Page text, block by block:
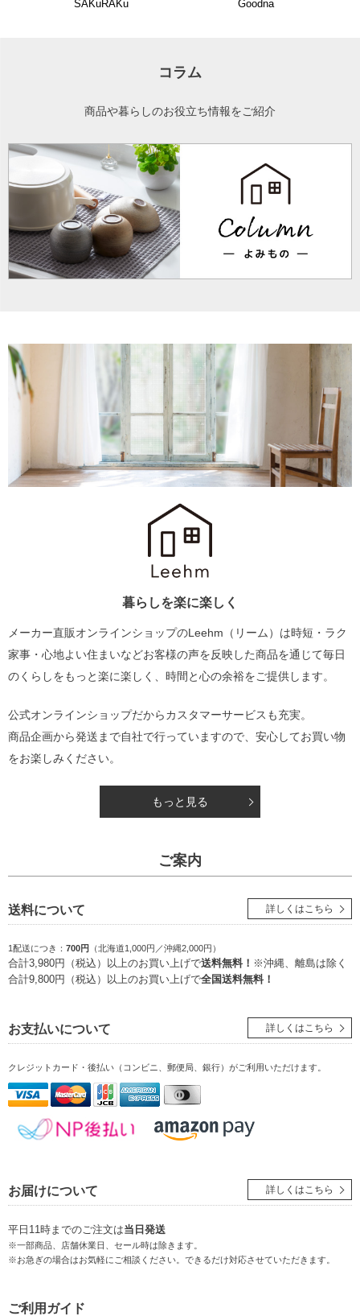
SAKuRAKu Goodna
コラム
商品や暮らしのお役立ち情報をご紹介
暮らしを楽に楽しく
メーカー直販オンラインショップのLeehm（リーム）は時短・ラク
家事・心地よい住まいなどお客様の声を反映した商品を通じて毎日
のくらしをもっと楽に楽しく、時間と心の余裕をご提供します。
公式オンラインショップだからカスタマーサービスも充実。
商品企画から発送まで自社で行っていますので、安心してお買い物
をお楽しみください。
もっと見る
ご案内
送料について
1配送につき： 700円 （北海道1,000円／沖縄2,000円）
合計3,980円（税込）以上のお買い上げで送料無料！ ※沖縄、離島は除く
合計9,800円（税込）以上のお買い上げで全国送料無料！
詳しくはこちら
お支払いについて
クレジットカード・後払い（コンビニ、郵便局、銀行） がご利用いただけます。
詳しくはこちら
お届けについて
平日11時までのご注文は当日発送
※一部商品、店舗休業日、セール時は除きます。
※お急ぎの場合はお気軽にご相談ください。できるだけ対応させていただきます。
詳しくはこちら
ご利用ガイド